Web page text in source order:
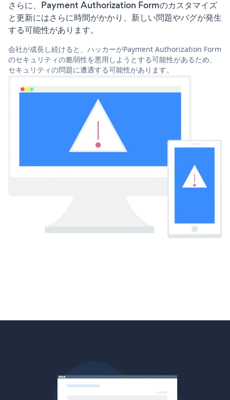
さらに、Payment Authorization Formのカスタマイズ
と更新にはさらに時間がかかり、新しい問題やバグが発生
する可能性があります。
会社が成長し続けると、ハッカーがPayment Authorization Form
のセキュリティの脆弱性を悪用しようとする可能性があるため、
セキュリティの問題に遭遇する可能性があります。